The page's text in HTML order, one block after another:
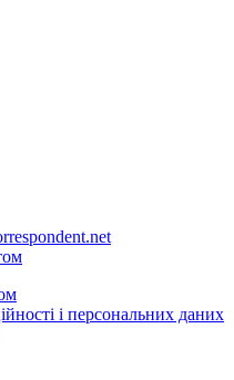
і персональних даних